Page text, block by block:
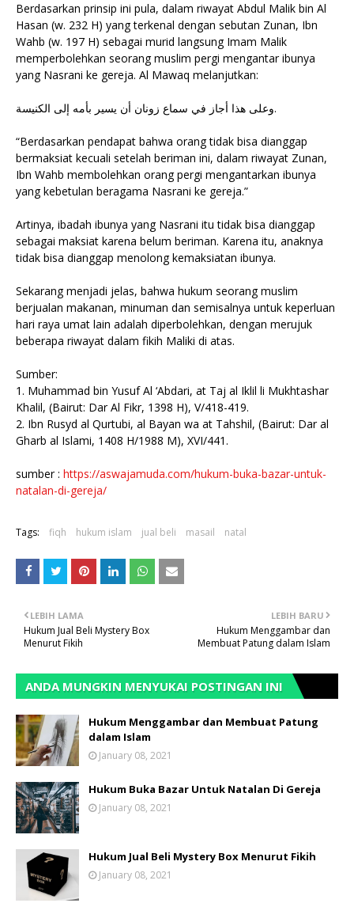
Berdasarkan prinsip ini pula, dalam riwayat Abdul Malik bin Al
Hasan (w. 232 H) yang terkenal dengan sebutan Zunan, Ibn
Wahb (w. 197 H) sebagai murid langsung Imam Malik
memperbolehkan seorang muslim pergi mengantar ibunya
yang Nasrani ke gereja. Al Mawaq melanjutkan:
وعلى هذا أجاز في سماع زونان أن يسير بأمه إلى الكنيسة.
“Berdasarkan pendapat bahwa orang tidak bisa dianggap
bermaksiat kecuali setelah beriman ini, dalam riwayat Zunan,
Ibn Wahb membolehkan orang pergi mengantarkan ibunya
yang kebetulan beragama Nasrani ke gereja.”
Artinya, ibadah ibunya yang Nasrani itu tidak bisa dianggap
sebagai maksiat karena belum beriman. Karena itu, anaknya
tidak bisa dianggap menolong kemaksiatan ibunya.
Sekarang menjadi jelas, bahwa hukum seorang muslim
berjualan makanan, minuman dan semisalnya untuk keperluan
hari raya umat lain adalah diperbolehkan, dengan merujuk
beberapa riwayat dalam fikih Maliki di atas.
Sumber:
1. Muhammad bin Yusuf Al ‘Abdari, at Taj al Iklil li Mukhtashar
Khalil, (Bairut: Dar Al Fikr, 1398 H), V/418-419.
2. Ibn Rusyd al Qurtubi, al Bayan wa at Tahshil, (Bairut: Dar al
Gharb al Islami, 1408 H/1988 M), XVI/441.
sumber : https://aswajamuda.com/hukum-buka-bazar-untuk-
natalan-di-gereja/
Tags: fiqh hukum islam jual beli masail natal
LEBIH BARU
Hukum Menggambar dan
Membuat Patung dalam Islam
LEBIH LAMA
Hukum Jual Beli Mystery Box
Menurut Fikih
ANDA MUNGKIN MENYUKAI POSTINGAN INI
Hukum Menggambar dan Membuat Patung
dalam Islam
January 08, 2021
Hukum Buka Bazar Untuk Natalan Di Gereja
January 08, 2021
Hukum Jual Beli Mystery Box Menurut Fikih
January 08, 2021